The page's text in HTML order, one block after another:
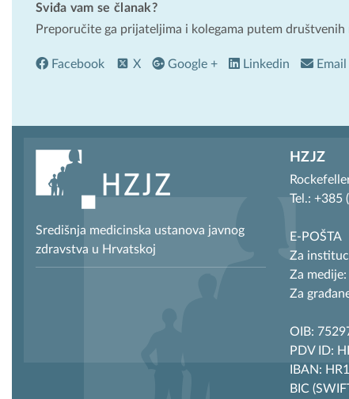
Sviđa vam se članak?
Preporučite ga prijateljima i kolegama putem društvenih
Facebook X Google + Linkedin Email
Središnja medicinska ustanova javnog
zdravstva u Hrvatskoj
HZJZ
Tel.: +385
E-POŠTA
Za
Za
Za
OIB:
PDV ID:
IBAN:
BIC